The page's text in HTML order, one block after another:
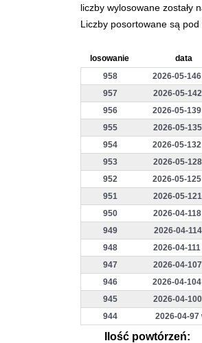
liczby wylosowane zostały
Liczby posortowane są
losowanie
data
958
2026-05-
957
2026-05-
956
2026-05-
955
2026-05-
954
2026-05-
953
2026-05-
952
2026-05-
951
2026-05-
950
2026-04-
949
2026-04-
948
2026-04-
947
2026-04-
946
2026-04-
945
2026-04-
944
2026-04-97
Ilość powtórzeń: